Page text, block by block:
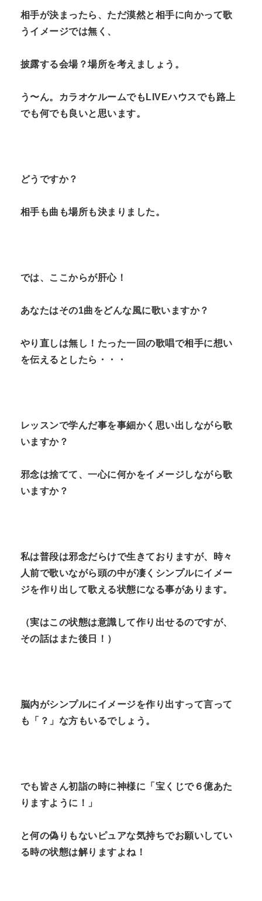
相手が決まったら、ただ漠然と相手に向かって歌
うイメージでは無く、
披露する会場？場所を考えましょう。
う〜ん。カラオケルームでもLIVEハウスでも路上
でも何でも良いと思います。
どうですか？
相手も曲も場所も決まりました。
では、ここからが肝心！
あなたはその1曲をどんな風に歌いますか？
やり直しは無し！たった一回の歌唱で相手に想い
を伝えるとしたら・・・
レッスンで学んだ事を事細かく思い出しながら歌
いますか？
邪念は捨てて、一心に何かをイメージしながら歌
いますか？
私は普段は邪念だらけで生きておりますが、時々
人前で歌いながら頭の中が凄くシンプルにイメー
ジを作り出して歌える状態になる事があります。
（実はこの状態は意識して作り出せるのですが、
その話はまた後日！）
脳内がシンプルにイメージを作り出すって言って
も「？」な方もいるでしょう。
でも皆さん初詣の時に神様に「宝くじで６億あた
りますように！」
と何の偽りもないピュアな気持ちでお願いしてい
る時の状態は解りますよね！